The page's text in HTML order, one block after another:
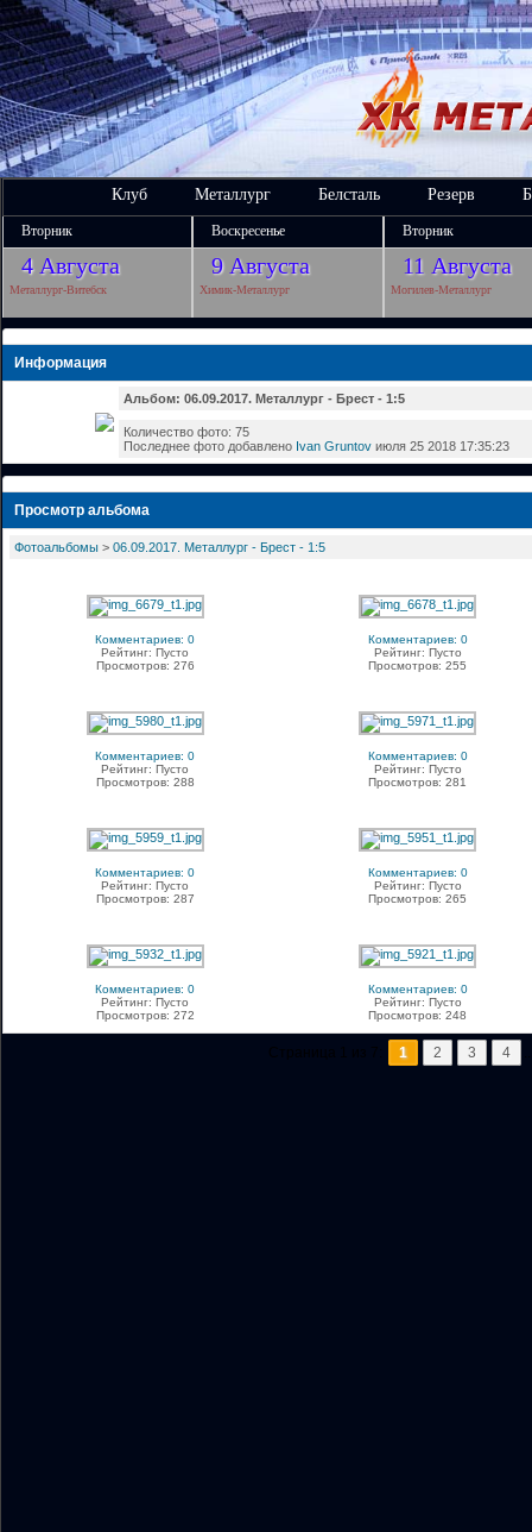
Клуб Металлург Белсталь Резерв
Вторник Воскресенье Вторник
4 Августа 9 Августа 11 Августа
Металлург-Витебск Химик-Металлург Могилев-Металлург
Информация
Альбом: 06.09.2017. Металлург - Брест - 1:5
Количество фото: 75
Последнее фото добавлено Ivan Gruntov июля 25 2018 17:35:23
Просмотр альбома
Фотоальбомы > 06.09.2017. Металлург - Брест - 1:5
Комментариев: 0
Рейтинг: Пусто
Просмотров: 276
Комментариев: 0
Рейтинг: Пусто
Просмотров: 255
Комментариев: 0
Рейтинг: Пусто
Просмотров: 288
Комментариев: 0
Рейтинг: Пусто
Просмотров: 281
Комментариев: 0
Рейтинг: Пусто
Просмотров: 287
Комментариев: 0
Рейтинг: Пусто
Просмотров: 265
Комментариев: 0
Рейтинг: Пусто
Просмотров: 272
Комментариев: 0
Рейтинг: Пусто
Просмотров: 248
1 2 3 4